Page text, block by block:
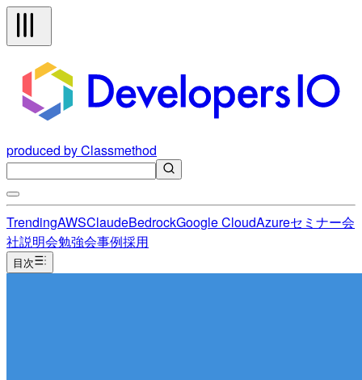
produced by Classmethod
TrendingAWSClaudeBedrockGoogle CloudAzureセミナー会
社説明会勉強会事例採用
目次